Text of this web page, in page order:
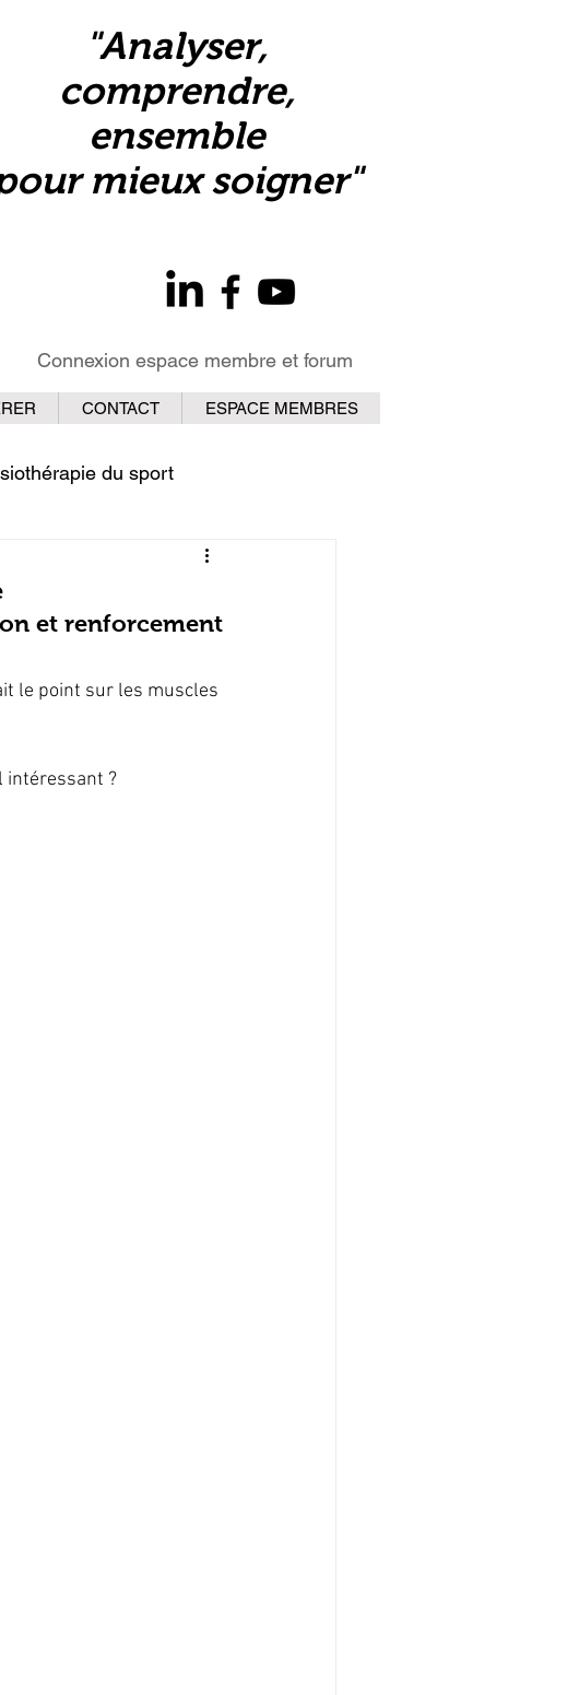
"Analyser,
comprendre,
ensemble
mieux soigner"
Connexion espace membre et forum
CONTACT ESPACE MEMBRES
du sport
et renforcement
le point sur les muscles
intéressant ?